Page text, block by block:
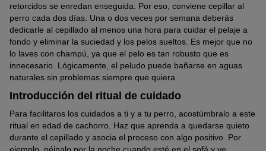
retorcidos se enredan enseguida. Por eso, conviene cepillar al
perro cada dos días. Una o dos veces por semana deberás
dedicarle al cepillado al menos una hora para cuidar el pelaje a
fondo y eliminar la suciedad y los pelos sueltos. Es mejor que no
lo laves con champú, ya que el pelo es tan robusto que es
innecesario. Lógicamente, el peludo puede bañarse en aguas
naturales sin problemas siempre que quiera.
Introducción del ritual de cuidado
Para facilitaros los cuidados a ti y a tu perro, acostúmbralo a este
ritual en edad de cachorro. Haz que aprenda a quedarse quieto
durante el cepillado y asocia el proceso con algo positivo. Por
ejemplo, péinalo por la noche cuando esté en el sofá y ve